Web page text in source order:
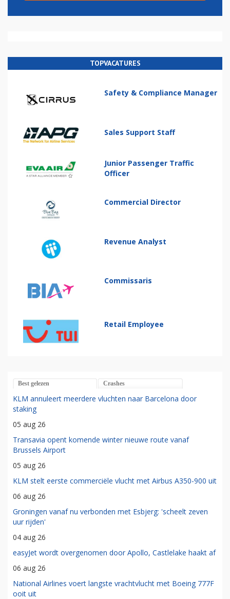
TOPVACATURES
Safety & Compliance Manager
Sales Support Staff
Junior Passenger Traffic
Officer
Commercial Director
Revenue Analyst
Commissaris
Retail Employee
Best gelezen Crashes
KLM annuleert meerdere vluchten naar Barcelona door
staking
05 aug 26
Transavia opent komende winter nieuwe route vanaf
Brussels Airport
05 aug 26
KLM stelt eerste commerciële vlucht met Airbus A350-900 uit
06 aug 26
Groningen vanaf nu verbonden met Esbjerg: 'scheelt zeven
uur rijden'
04 aug 26
easyJet wordt overgenomen door Apollo, Castlelake haakt af
06 aug 26
National Airlines voert langste vrachtvlucht met Boeing 777F
ooit uit